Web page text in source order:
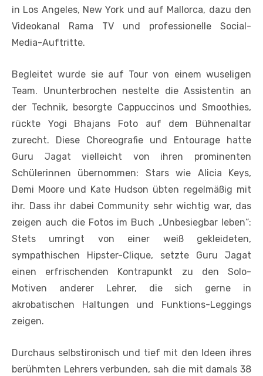
in Los Angeles, New York und auf Mallorca, dazu den
Videokanal Rama TV und professionelle Social-
Media-Auftritte.
Begleitet wurde sie auf Tour von einem wuseligen
Team. Ununterbrochen nestelte die Assistentin an
der Technik, besorgte Cappuccinos und Smoothies,
rückte Yogi Bhajans Foto auf dem Bühnenaltar
zurecht. Diese Choreografie und Entourage hatte
Guru Jagat vielleicht von ihren prominenten
Schülerinnen übernommen: Stars wie Alicia Keys,
Demi Moore und Kate Hudson übten regelmäßig mit
ihr. Dass ihr dabei Community sehr wichtig war, das
zeigen auch die Fotos im Buch „Unbesiegbar leben“:
Stets umringt von einer weiß gekleideten,
sympathischen Hipster-Clique, setzte Guru Jagat
einen erfrischenden Kontrapunkt zu den Solo-
Motiven anderer Lehrer, die sich gerne in
akrobatischen Haltungen und Funktions-Leggings
zeigen.
Durchaus selbstironisch und tief mit den Ideen ihres
berühmten Lehrers verbunden, sah die mit damals 38